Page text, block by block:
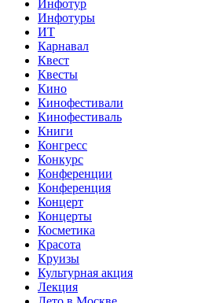
Инфотур
Инфотуры
ИТ
Карнавал
Квест
Квесты
Кино
Кинофестивали
Кинофестиваль
Книги
Конгресс
Конкурс
Конференции
Конференция
Концерт
Концерты
Косметика
Красота
Круизы
Культурная акция
Лекция